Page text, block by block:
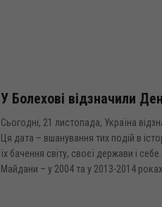
У Болехові відзначили
Сьогодні, 21 листопада, Україна
Ця дата – вшанування тих подій в
їх бачення світу, своєї держави і
Майдани – у 2004 та у 2013-2014 роках.